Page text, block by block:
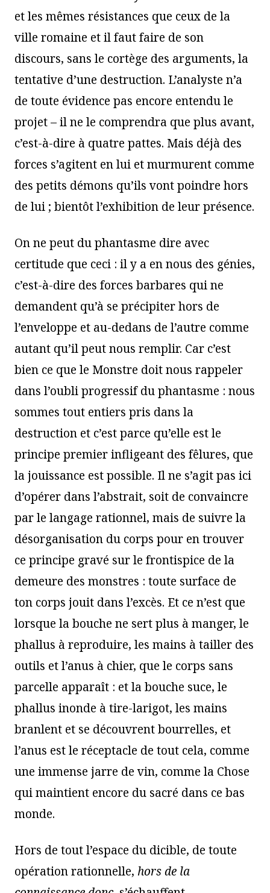
et les mêmes résistances que ceux de la
ville romaine et il faut faire de son
discours, sans le cortège des arguments, la
tentative d’une destruction. L’analyste n’a
de toute évidence pas encore entendu le
projet – il ne le comprendra que plus avant,
c’est-à-dire à quatre pattes. Mais déjà des
forces s’agitent en lui et murmurent comme
des petits démons qu’ils vont poindre hors
de lui ; bientôt l’exhibition de leur présence.
On ne peut du phantasme dire avec
certitude que ceci : il y a en nous des génies,
c’est-à-dire des forces barbares qui ne
demandent qu’à se précipiter hors de
l’enveloppe et au-dedans de l’autre comme
autant qu’il peut nous remplir. Car c’est
bien ce que le Monstre doit nous rappeler
dans l’oubli progressif du phantasme : nous
sommes tout entiers pris dans la
destruction et c’est parce qu’elle est le
principe premier infligeant des fêlures, que
la jouissance est possible. Il ne s’agit pas ici
d’opérer dans l’abstrait, soit de convaincre
par le langage rationnel, mais de suivre la
désorganisation du corps pour en trouver
ce principe gravé sur le frontispice de la
demeure des monstres : toute surface de
ton corps jouit dans l’excès. Et ce n’est que
lorsque la bouche ne sert plus à manger, le
phallus à reproduire, les mains à tailler des
outils et l’anus à chier, que le corps sans
parcelle apparaît : et la bouche suce, le
phallus inonde à tire-larigot, les mains
branlent et se découvrent bourrelles, et
l’anus est le réceptacle de tout cela, comme
une immense jarre de vin, comme la Chose
qui maintient encore du sacré dans ce bas
monde.
Hors de tout l’espace du dicible, de toute
opération rationnelle, hors de la